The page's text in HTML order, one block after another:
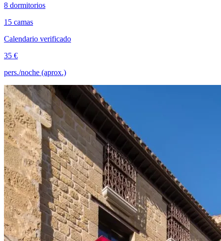
8 dormitorios
15 camas
Calendario verificado
35 €
pers./noche (aprox.)